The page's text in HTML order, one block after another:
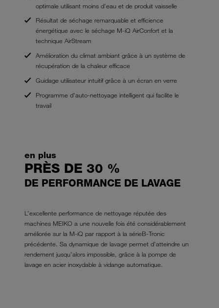
optimale utilisant moins d’eau et de produit vaisselle
Résultat de séchage remarquable et efficience
énergétique avec le séchage M-iQ AirConfort et la
technique AirStream
Amélioration du climat ambiant grâce à un système de
récupération de la chaleur efficace
Guidage utilisateur intuitif grâce à un écran en verre
Programme d’auto-nettoyage intelligent qui facilite le
travail
en plus
PRÈS DE 30 %
DE PERFORMANCE DE LAVAGE
L’excellente performance de nettoyage réputée des
machines MEIKO a une nouvelle fois été considérablement
améliorée sur la M-iQ par rapport à la sérieB-Tronic
précédente. Sa dynamique de lavage permet d’atteindre un
rendement jusqu’alors impossible, grâce à la pompe de
lavage en acier inoxydable à vidange automatique.